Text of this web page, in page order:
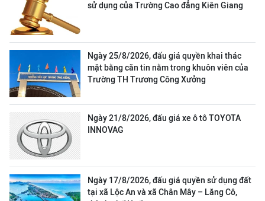
sử dụng của Trường Cao đẳng Kiên Giang
Ngày 25/8/2026, đấu giá quyền khai thác
mặt bằng căn tin nằm trong khuôn viên của
Trường TH Trương Công Xưởng
Ngày 21/8/2026, đấu giá xe ô tô TOYOTA
INNOVAG
Ngày 17/8/2026, đấu giá quyền sử dụng đất
tại xã Lộc An và xã Chân Mây – Lăng Cô,